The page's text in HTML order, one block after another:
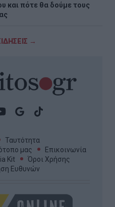
και πότε θα δούμε τους
→
Ταυτότητα
μας
Επικοινωνία
Kit
Όροι Χρήσης
Ευθυνών